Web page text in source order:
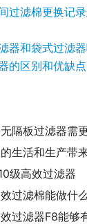
过滤棉更换记
器和袋式过滤
的区别和优缺点
隔板过滤器需
生活和生产带
级高效过滤器
过滤棉能做什
过滤器F8能够